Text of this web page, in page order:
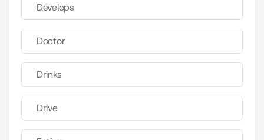
Develops
Doctor
Drinks
Drive